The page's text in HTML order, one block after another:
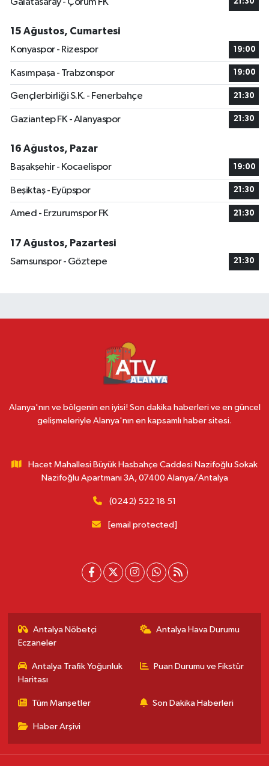
Galatasaray - Çorum FK 21:30
15 Ağustos, Cumartesi
Konyaspor - Rizespor
19:00
Kasımpaşa - Trabzonspor 19:00
Gençlerbirliği S.K. - Fenerbahçe 21:30
Gaziantep FK - Alanyaspor 21:30
16 Ağustos, Pazar
Başakşehir - Kocaelispor
19:00
Beşiktaş - Eyüpspor 21:30
Amed - Erzurumspor FK 21:30
17 Ağustos, Pazartesi
Samsunspor - Göztepe
21:30
Alanya'nın ve bölgenin en iyisi! Son dakika haberleri ve en güncel
gelişmeleriyle Alanya'nın en kapsamlı haber sitesi.
Hacet Mahallesi Büyük Hasbahçe Caddesi Nazifoğlu Sokak
Nazifoğlu Apartmanı 3A, 07400 Alanya/Antalya
(0242) 522 18 51
[email protected]
Antalya Nöbetçi
Eczaneler
Antalya Hava Durumu
Antalya Trafik Yoğunluk
Haritası
Puan Durumu ve Fikstür
Tüm Manşetler Son Dakika Haberleri
Haber Arşivi